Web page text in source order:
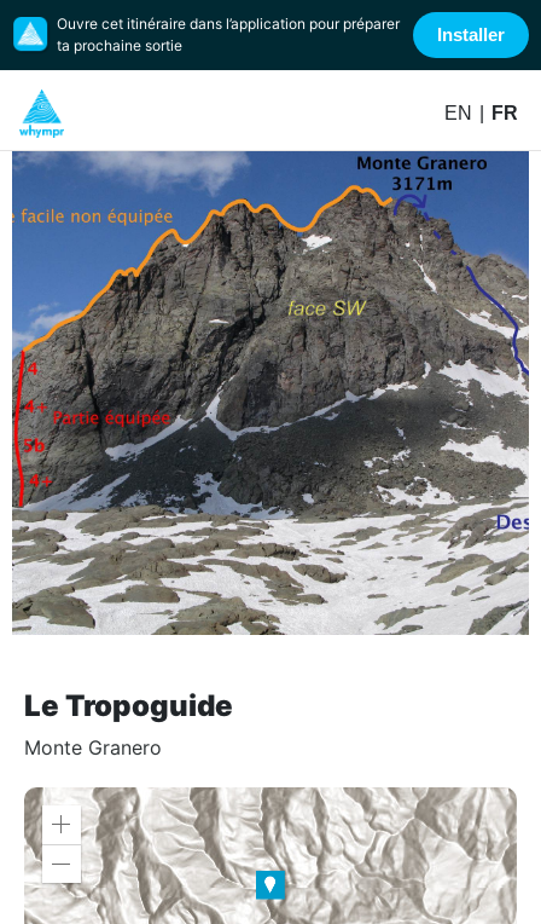
EN FR
Ouvre cet itinéraire dans l’application pour préparer
ta prochaine sortie
Installer
Le Tropoguide
Monte Granero
Zoom
Zoom
out